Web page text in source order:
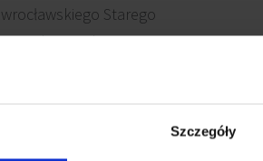
Szczegóły
Starego
z komunikacji
oraz 5